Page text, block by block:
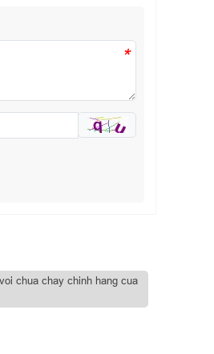
*
chua chay chinh hang cua